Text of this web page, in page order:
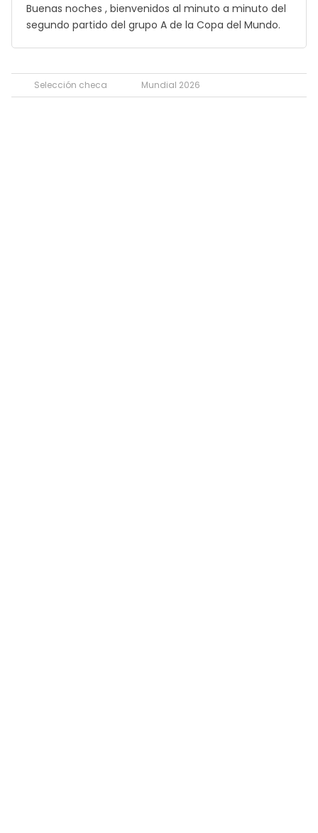
Buenas noches , bienvenidos al minuto a minuto del
segundo partido del grupo A de la Copa del Mundo.
Selección checa Mundial 2026